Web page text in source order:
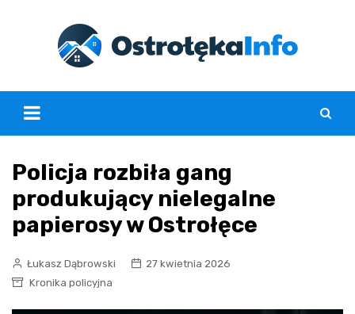
Policja rozbiła gang
produkujący nielegalne
papierosy w Ostrołęce
Łukasz Dąbrowski
27 kwietnia 2026
Kronika policyjna